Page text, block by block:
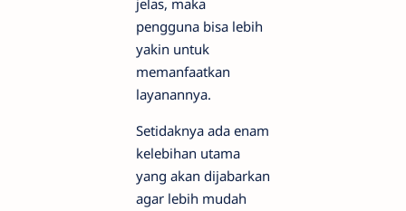
jelas, maka
pengguna bisa lebih
yakin untuk
memanfaatkan
layanannya.
Setidaknya ada enam
kelebihan utama
yang akan dijabarkan
agar lebih mudah